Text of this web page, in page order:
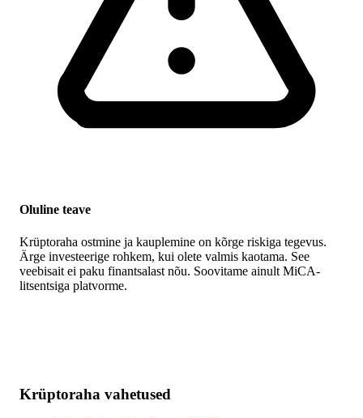
Oluline teave
Krüptoraha ostmine ja kauplemine on kõrge riskiga tegevus.
Ärge investeerige rohkem, kui olete valmis kaotama. See
veebisait ei paku finantsalast nõu. Soovitame ainult MiCA-
litsentsiga platvorme.
Krüptoraha vahetused